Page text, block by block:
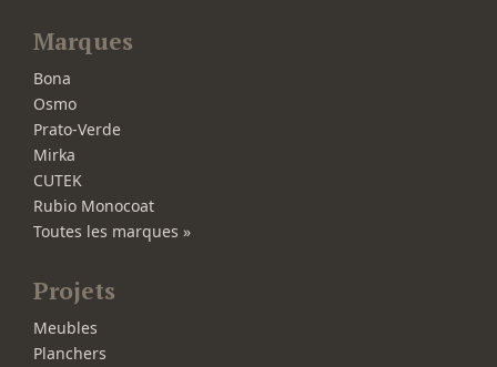
Marques
Bona
Osmo
Prato-Verde
Mirka
CUTEK
Rubio Monocoat
Toutes les marques »
Projets
Meubles
Planchers